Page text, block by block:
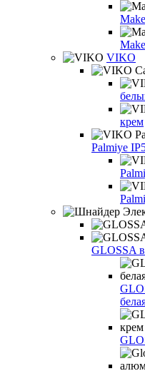
VIKO
крем
Palmiye
GLOSSA